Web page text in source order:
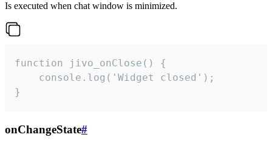
Is executed when chat window is minimized.
function jivo_onClose() {
    console.log('Widget closed');
}
onChangeState#